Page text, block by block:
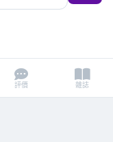
評價 雜誌